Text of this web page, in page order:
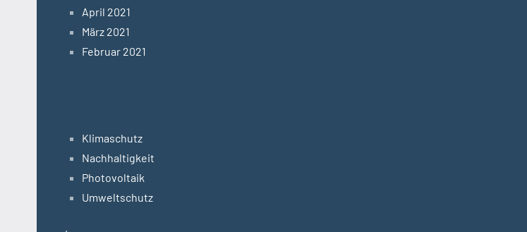
April 2021
März 2021
Februar 2021
Klimaschutz
Nachhaltigkeit
Photovoltaik
Umweltschutz